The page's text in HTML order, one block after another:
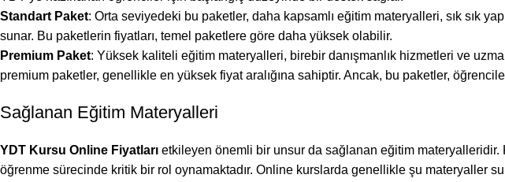
Standart Paket: Orta seviyedeki bu paketler, daha kapsamlı eğitim materyalleri, sık sık
sunar. Bu paketlerin fiyatları, temel paketlere göre daha yüksek olabilir.
Premium Paket: Yüksek kaliteli eğitim materyalleri, birebir danışmanlık hizmetleri ve
premium paketler, genellikle en yüksek fiyat aralığına sahiptir. Ancak, bu paketler,
Sağlanan Eğitim Materyalleri
YDT Kursu Online Fiyatları etkileyen önemli bir unsur da sağlanan eğitim
öğrenme sürecinde kritik bir rol oynamaktadır. Online kurslarda genellikle şu materyaller